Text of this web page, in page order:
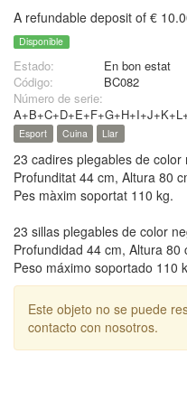
A refundable deposit of €
Disponible
Estado:
En bon estat
Código:
BC082
Número de serie:
Esport Cuina Llar
23 cadires plegables de color
Profunditat 44 cm, Altura 80
Pes màxim soportat 110 kg.
23 sillas plegables de color
Profundidad 44 cm, Altura 80
Peso máximo soportado 110
Este objeto no se puede
contacto con nosotros.